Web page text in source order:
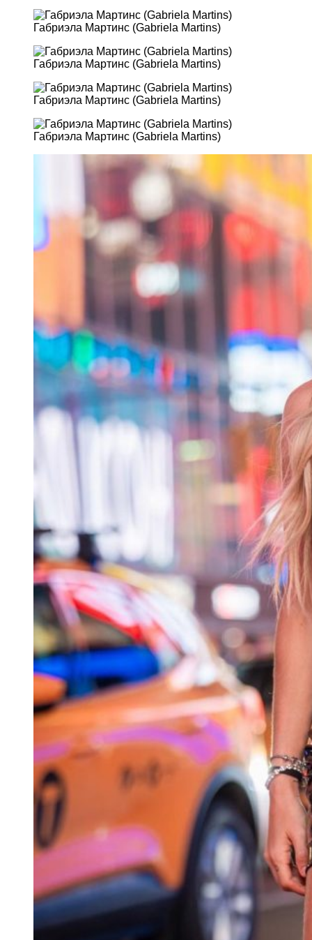
Габриэла Мартинс (Gabriela Martins)
Габриэла Мартинс (Gabriela Martins)
Габриэла Мартинс (Gabriela Martins)
Габриэла Мартинс (Gabriela Martins)